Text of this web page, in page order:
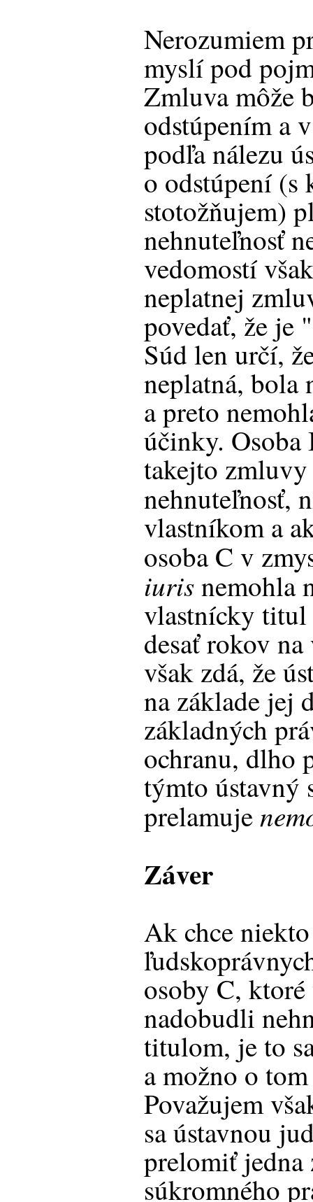
Nerozumiem
myslí pod
Zmluva môže
odstúpením a
podľa nálezu
o odstúpení (s
stotožňujem)
nehnuteľnosť
vedomostí
neplatnej
povedať, že je
Súd len určí,
neplatná, bola
a preto
účinky. Osoba
takejto
nehnuteľnosť,
vlastníkom a
osoba C v
iurisnemohla
vlastnícky
desať rokov
však zdá, že
na základe jej
základných
ochranu, dlho
týmto ústavný
prelamuje
Záver
Ak chce
osoby C,
nadobudli
titulom, je to
a možno o
Považujem
sa ústavnou
prelomiť jedna
súkromného